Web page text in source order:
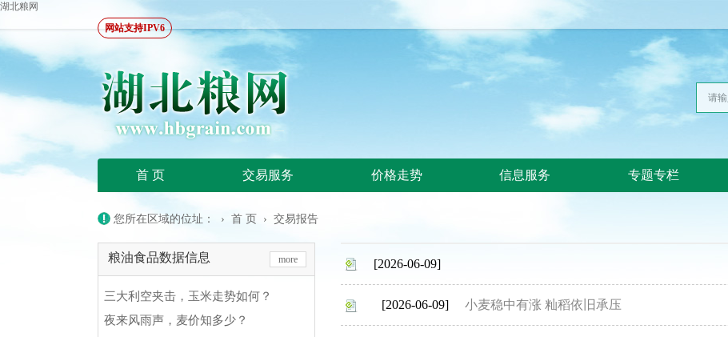
湖北粮网
网站支持IPV6
首 页 交易服务 价格走势 信息服务 专题专栏
您所在区域的位址： › 首 页 › 交易报告
粮油食品数据信息 more
三大利空夹击，玉米走势如何？
夜来风雨声，麦价知多少？
[2026-06-09]
小麦稳中有涨 籼稻依旧承压
[2026-06-09]